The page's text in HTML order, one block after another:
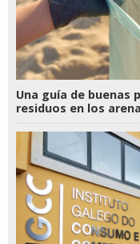
Una guía de buenas
residuos en los